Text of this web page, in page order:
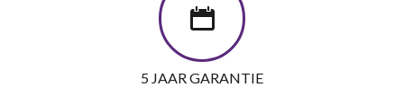
5 JAAR GARANTIE